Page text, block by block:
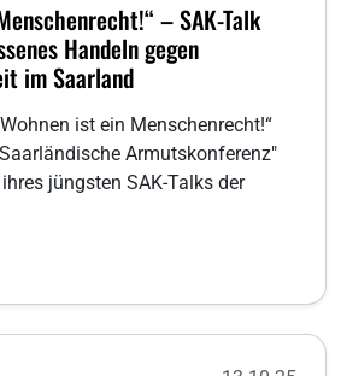
– SAK-Talk
Handeln gegen
im Saarland
ist ein Menschenrecht!“
Armutskonferenz"
jüngsten SAK-Talks der